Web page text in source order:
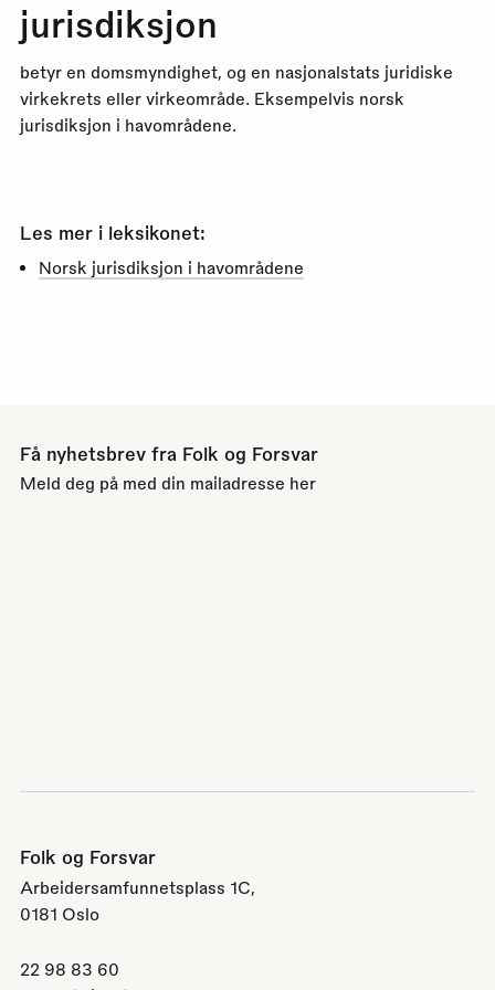
jurisdiksjon
betyr en domsmyndighet, og en nasjonalstats juridiske
virkekrets eller virkeområde. Eksempelvis norsk
jurisdiksjon i havområdene.
Les mer i leksikonet:
Norsk jurisdiksjon i havområdene
Få nyhetsbrev fra Folk og Forsvar
Meld deg på med din mailadresse her
Folk og Forsvar
Arbeidersamfunnetsplass 1C,
0181 Oslo
22 98 83 60